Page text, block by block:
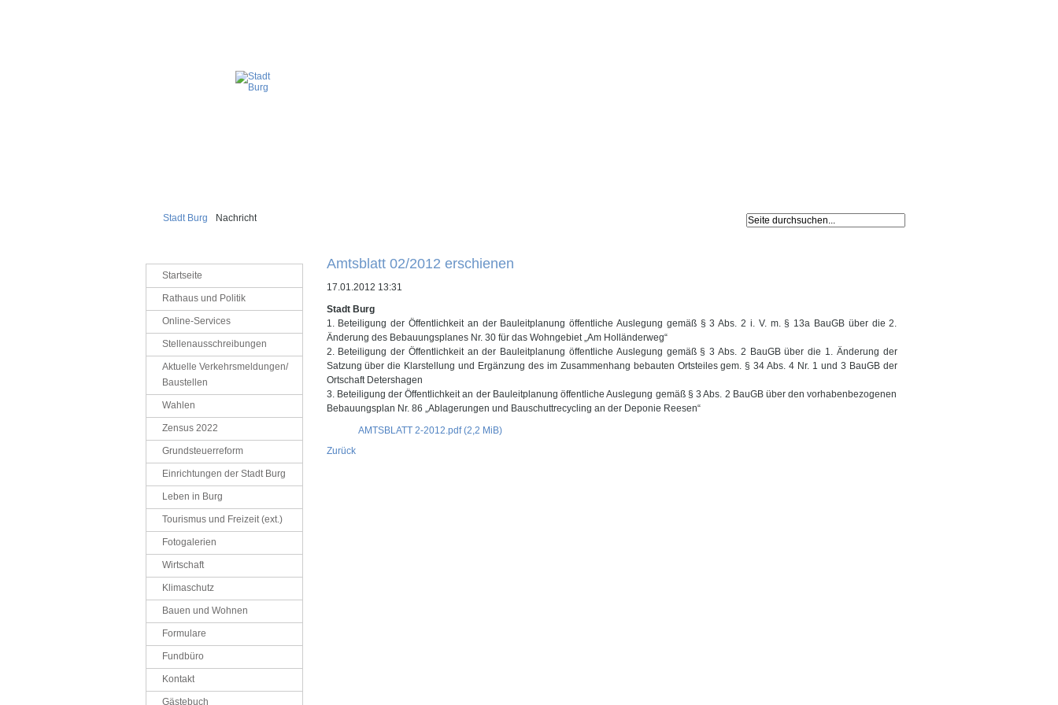
Stadt Burg Nachricht
Amtsblatt 02/2012 erschienen
17.01.2012 13:31
Stadt Burg
1. Beteiligung der Öffentlichkeit an der Bauleitplanung öffentliche Auslegung gemäß § 3 Abs. 2 i. V. m. § 13a BauGB über die 2.
Änderung des Bebauungsplanes Nr. 30 für das Wohngebiet „Am Holländerweg“
2. Beteiligung der Öffentlichkeit an der Bauleitplanung öffentliche Auslegung gemäß § 3 Abs. 2 BauGB über die 1. Änderung der
Satzung über die Klarstellung und Ergänzung des im Zusammenhang bebauten Ortsteiles gem. § 34 Abs. 4 Nr. 1 und 3 BauGB der
Ortschaft Detershagen
3. Beteiligung der Öffentlichkeit an der Bauleitplanung öffentliche Auslegung gemäß § 3 Abs. 2 BauGB über den vorhabenbezogenen
Bebauungsplan Nr. 86 „Ablagerungen und Bauschuttrecycling an der Deponie Reesen“
AMTSBLATT 2-2012.pdf(2,2 MiB)
Zurück
Navigation
überspringen
Startseite
Rathaus und Politik
Online-Services
Stellenausschreibungen
Aktuelle Verkehrsmeldungen/
Baustellen
Wahlen
Zensus 2022
Grundsteuerreform
Einrichtungen der Stadt Burg
Leben in Burg
Tourismus und Freizeit (ext.)
Fotogalerien
Wirtschaft
Klimaschutz
Bauen und Wohnen
Formulare
Fundbüro
Kontakt
Gästebuch